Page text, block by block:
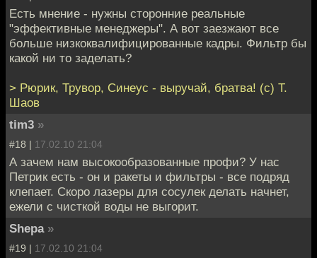
Есть мнение - нужны сторонние реальные
"эффективные менеджеры". А вот заезжают все
больше низкоквалифицированные кадры. Фильтр бы
какой ни то заделать?
> Рюрик, Трувор, Синеус - выручай, братва! (с) Т.
Шаов
tim3 »
#18 | 17.02.10 21:04
А зачем нам высокообразованные профи? У нас
Петрик есть - он и ракеты и фильтры - все подряд
клепает. Скоро лазеры для сосулек делать начнет,
ежели с чисткой воды не выгорит.
Shepa »
#19 | 17.02.10 21:04